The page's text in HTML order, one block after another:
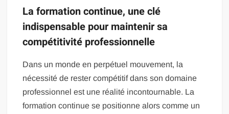
La formation continue, une clé
indispensable pour maintenir sa
compétitivité professionnelle
Dans un monde en perpétuel mouvement, la
nécessité de rester compétitif dans son domaine
professionnel est une réalité incontournable. La
formation continue se positionne alors comme un